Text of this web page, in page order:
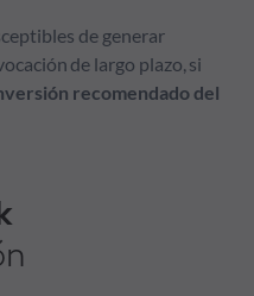
de generar
de largo plazo, si
recomendado del